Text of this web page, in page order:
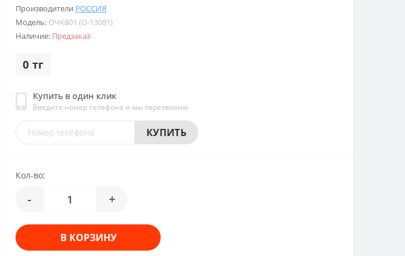
Производители РОССИЯ
Модель: ОЧК801 (О-13081)
Наличие: Предзаказ
0 тг
Купить в один клик
Введите номер телефона и мы перезвоним
КУПИТЬ
Кол-во:
- +
В КОРЗИНУ